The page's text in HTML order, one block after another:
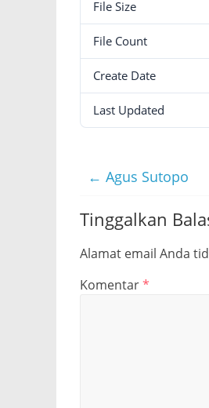
File Size
File Count
Create Date
Last Updated
← Agus Sutopo
Tinggalkan
Alamat email Anda
Komentar*